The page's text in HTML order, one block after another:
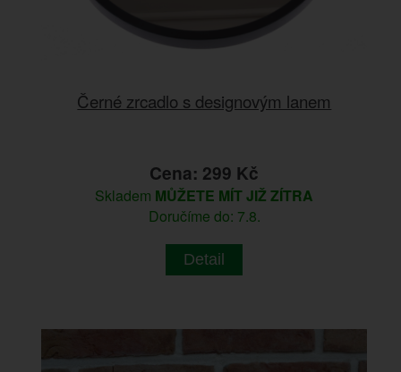
Černé zrcadlo s designovým lanem
Cena: 299 Kč
Skladem MŮŽETE MÍT JIŽ ZÍTRA
Doručíme do: 7.8.
Detail